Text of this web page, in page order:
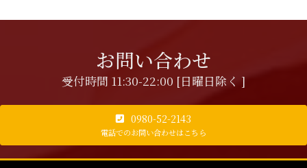
お問い合わせ
受付時間 11:30-22:00 [日曜日除く ]
0980-52-2143
電話でのお問い合わせはこちら